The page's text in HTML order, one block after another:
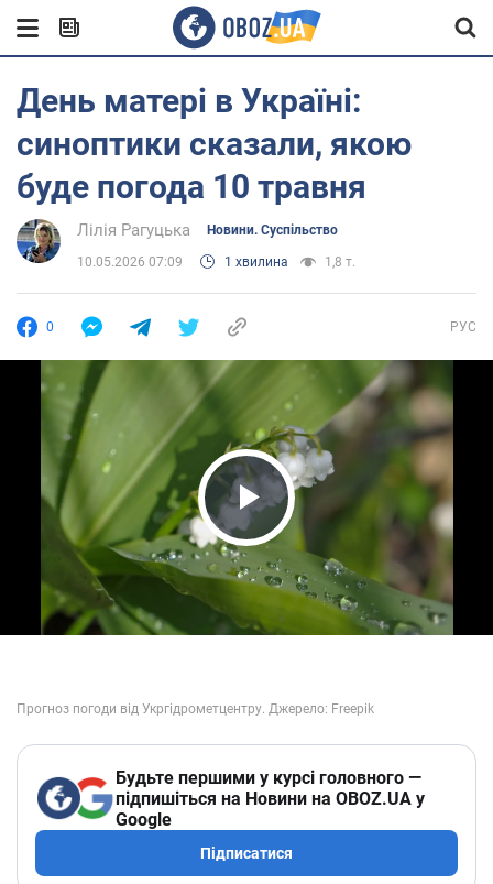
День матері в Україні:
синоптики сказали, якою
буде погода 10 травня
Лілія Рагуцька Новини. Суспільство
10.05.2026 07:09 1 хвилина 1,8 т.
0 РУС
Play Video
Будьте першими у курсі головного —
підпишіться на Новини на OBOZ.UA у
Google
Підписатися